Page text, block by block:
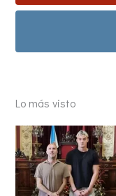
Lo más visto